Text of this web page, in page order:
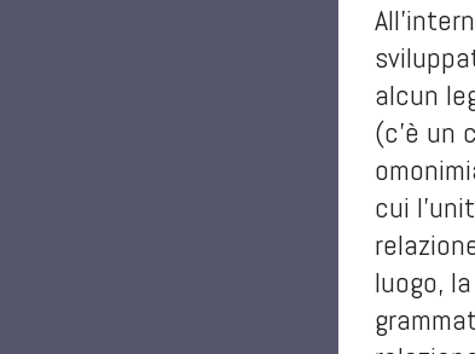
alcun
(c’è un
cui
luogo,